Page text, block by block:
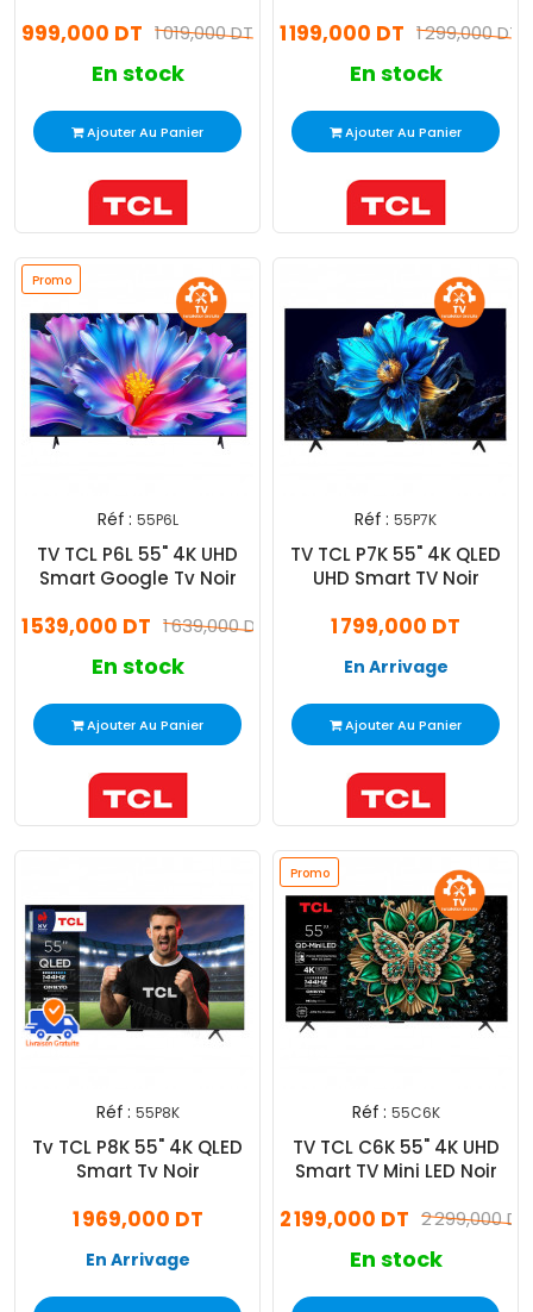
1 019,000 DT
999,000 DT
En stock
Ajouter Au Panier
1 299,000 DT
1 199,000 DT
En stock
Ajouter Au Panier
Promo
Réf : 55P6L
TV TCL P6L 55" 4K UHD
Smart Google Tv Noir
1 639,000 DT
1 539,000 DT
En stock
Ajouter Au Panier
Réf : 55P7K
TV TCL P7K 55" 4K QLED
UHD Smart TV Noir
1 799,000 DT
En Arrivage
Ajouter Au Panier
Réf : 55P8K
Tv TCL P8K 55" 4K QLED
Smart Tv Noir
1 969,000 DT
En Arrivage
Promo
Réf : 55C6K
TV TCL C6K 55" 4K UHD
Smart TV Mini LED Noir
2 299,000 DT
2 199,000 DT
En stock